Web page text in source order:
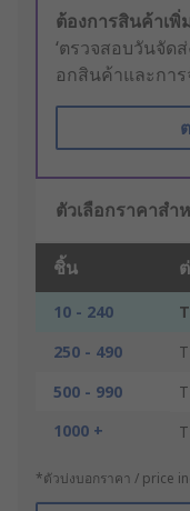
ต้องการสินค้าเพิ่
‘ตรวจสอบวันจัด
อกสินค้าและการ
ตัวเลือกราคาส
ชิ้น
10 - 240
250 - 490
500 - 990
1000 +
*ตัวบ่งบอกราคา / price